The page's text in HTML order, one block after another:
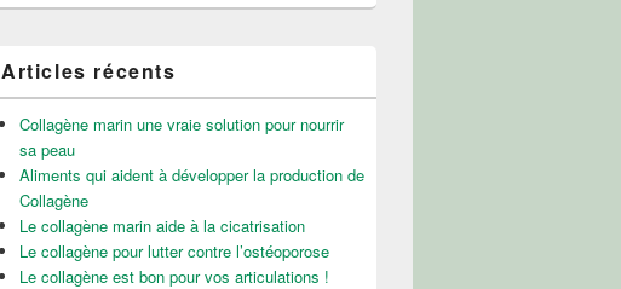
Articles récents
Collagène marin une vraie solution pour nourrir
sa peau
Aliments qui aident à développer la production de
Collagène
Le collagène marin aide à la cicatrisation
Le collagène pour lutter contre l’ostéoporose
Le collagène est bon pour vos articulations !